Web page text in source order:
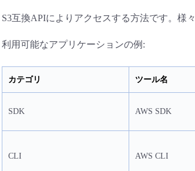
S3互換APIによりアクセスする方法です。様
利用可能なアプリケーションの例:
カテゴリ ツール名
SDK AWS SDK
CLI AWS CLI